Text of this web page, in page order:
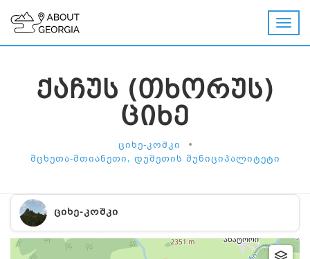
ᲥᲐᲩᲣᲡ (ᲗᲮᲝᲠᲣᲡ)
ᲪᲘᲮᲔ
ᲪᲘᲮᲔ-ᲙᲝᲨᲙᲘ •
ᲛᲪᲮᲔᲗᲐ-ᲛᲗᲘᲐᲜᲔᲗᲘ, ᲓᲣᲨᲔᲗᲘᲡ ᲛᲣᲜᲘᲪᲘᲞᲐᲚᲘᲢᲔᲢᲘ
ᲪᲘᲮᲔ-ᲙᲝᲨᲙᲘ